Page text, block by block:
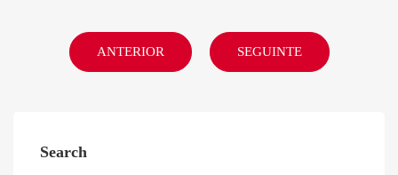
ANTERIOR SEGUINTE
Search